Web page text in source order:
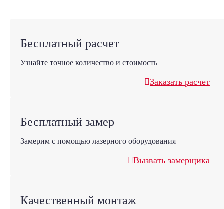
Бесплатный расчет
Узнайте точное количество и стоимость
Заказать расчет
Бесплатный замер
Замерим с помощью лазерного оборудования
Вызвать замерщика
Качественный монтаж